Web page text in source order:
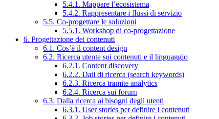
5.4.1. Mappare l’ecosistema
5.4.2. Rappresentare i flussi di servizio
5.5. Co-progettare le soluzioni
5.5.1. Workshop di co-progettazione
6. Progettazione dei contenuti
6.1. Cos’è il content design
6.2. Ricerca utente sui contenuti e il linguaggio
6.2.1. Content discovery
6.2.2. Dati di ricerca (search keywords)
6.2.3. Ricerca tramite analytics
6.2.4. Ricerca sui forum
6.3. Dalla ricerca ai bisogni degli utenti
6.3.1. User stories per definire i contenuti